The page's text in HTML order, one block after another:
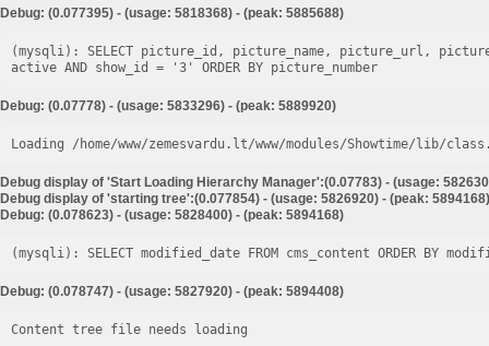
Debug: (0.077395) - (usage: 5818368) - (peak: 5885688)
(mysqli): SELECT picture_id, picture_name, picture_url,
Debug: (0.07778) - (usage: 5833296) - (peak: 5889920)
Loading /home/www/zemesvardu.lt/www/modules/Showtime/lib/
Debug display of 'Start Loading Hierarchy Manager':(0.07783) - (usage:
Debug display of 'starting tree':(0.077854) - (usage: 5826920) - (peak: 5894168)
Debug: (0.078623) - (usage: 5828400) - (peak: 5894168)
Debug: (0.078747) - (usage: 5827920) - (peak: 5894408)
Content tree file needs loading